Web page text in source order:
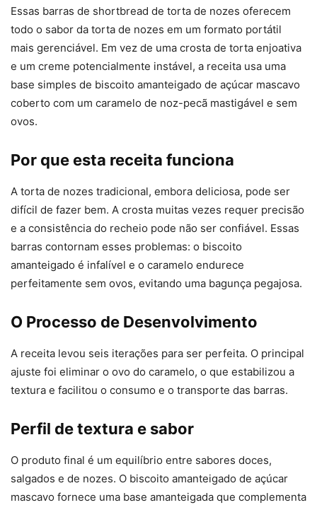
Essas barras de shortbread de torta de nozes oferecem
todo o sabor da torta de nozes em um formato portátil
mais gerenciável. Em vez de uma crosta de torta enjoativa
e um creme potencialmente instável, a receita usa uma
base simples de biscoito amanteigado de açúcar mascavo
coberto com um caramelo de noz-pecã mastigável e sem
ovos.
Por que esta receita funciona
A torta de nozes tradicional, embora deliciosa, pode ser
difícil de fazer bem. A crosta muitas vezes requer precisão
e a consistência do recheio pode não ser confiável. Essas
barras contornam esses problemas: o biscoito
amanteigado é infalível e o caramelo endurece
perfeitamente sem ovos, evitando uma bagunça pegajosa.
O Processo de Desenvolvimento
A receita levou seis iterações para ser perfeita. O principal
ajuste foi eliminar o ovo do caramelo, o que estabilizou a
textura e facilitou o consumo e o transporte das barras.
Perfil de textura e sabor
O produto final é um equilíbrio entre sabores doces,
salgados e de nozes. O biscoito amanteigado de açúcar
mascavo fornece uma base amanteigada que complementa